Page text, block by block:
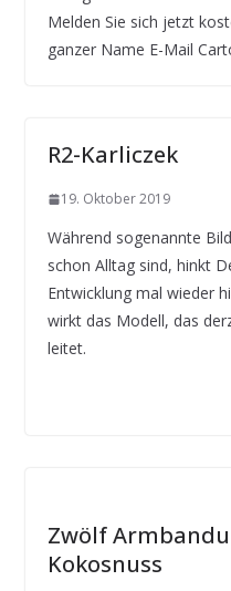
Melden Sie sich jetzt
ganzer Name E-Mail
R2-Karliczek
19. Oktober 2019
Während sogenannte
schon Alltag sind, hinkt
Entwicklung mal wieder
wirkt das Modell, das
leitet.
Zwölf
Kokosnuss